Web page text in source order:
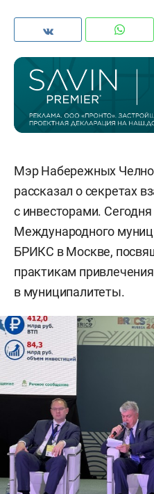
Мэр Набережных
рассказал о секретах
с инвесторами.
Международного
БРИКС в Москве,
практикам
в муниципалитеты.